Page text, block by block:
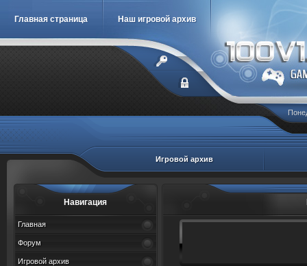
Главная страница Наш игровой архив
Игровой архив
Навигация
Главная
Форум
Игровой архив